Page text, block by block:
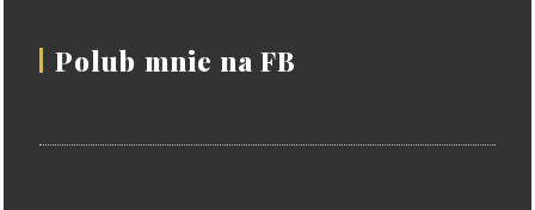
Polub mnie na FB